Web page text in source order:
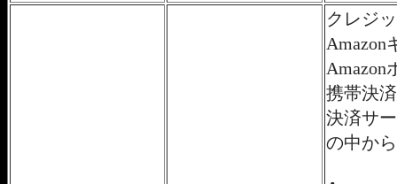
クレジ
Amazon
Amazon
携帯決済
決済サ
の中か